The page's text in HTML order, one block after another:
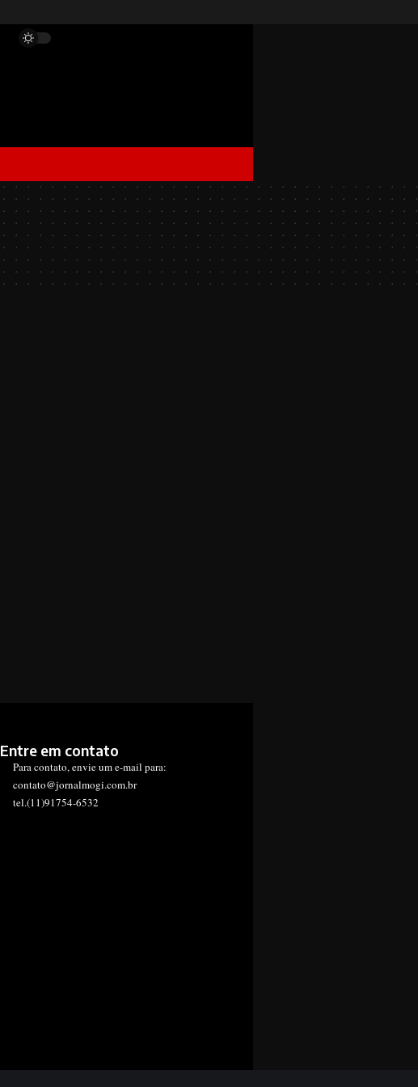
Entre em contato
Para contato, envie um e-mail para:
contato@jornalmogi.com.br
tel.(11)91754-6532